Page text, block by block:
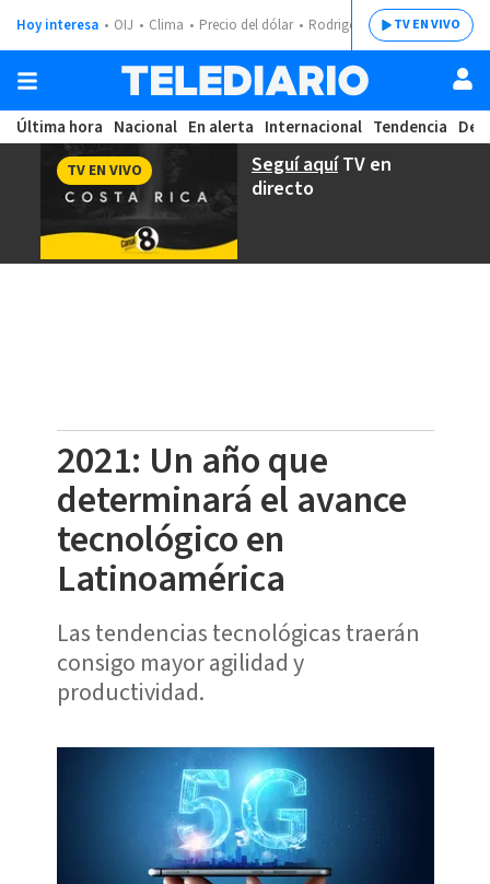
Hoy interesa OIJ Clima Precio del dólar Rodrigo ChavesTV EN VIVO
Última hora Nacional En alerta Internacional Tendencia
Seguí aquíTV en
directo
TV EN VIVO
2021: Un año que
determinará el avance
tecnológico en
Latinoamérica
Las tendencias tecnológicas traerán
consigo mayor agilidad y
productividad.